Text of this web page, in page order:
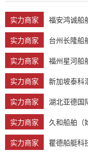
实力商家
福安鸿诚船
实力商家
台州长隆船
实力商家
福州星河船
实力商家
新加坡泰科
实力商家
湖北亚德国
实力商家
久和船舶（
实力商家
瞿德船艇科